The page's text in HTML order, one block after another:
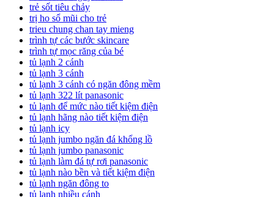
trẻ sốt tiêu chảy
trị ho sổ mũi cho trẻ
trieu chung chan tay mieng
trình tự các bước skincare
trình tự mọc răng của bé
tủ lạnh 2 cánh
tủ lạnh 3 cánh
tủ lạnh 3 cánh có ngăn đông mềm
tủ lạnh 322 lít panasonic
tủ lạnh để mức nào tiết kiệm điện
tủ lạnh hãng nào tiết kiệm điện
tủ lạnh icy
tủ lạnh jumbo ngăn đá khổng lồ
tủ lạnh jumbo panasonic
tủ lạnh làm đá tự rơi panasonic
tủ lạnh nào bền và tiết kiệm điện
tủ lạnh ngăn đông to
tủ lạnh nhiều cánh